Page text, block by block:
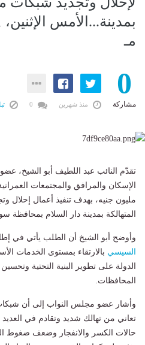
مـ
0
مشاركة منذ شهرين
تقدّم النائب عبد اللطيف أبو الشيخ،
مليون جنيه، بهدف تنفيذ أعمال إحلال
المتهالكة بمدينة دار السلام بمحافظة
وأوضح أبو الشيخ أن الطلب يأتي في
السيسي بالارتقاء بمستوى الخدمات
الدولة على تطوير البنية التحتية
المحافظات.
وأشار عضو مجلس النواب إلى أن
تعاني من تهالك شديد وتقادم في
حالات الكسر والانفجار وضعف ضغوط